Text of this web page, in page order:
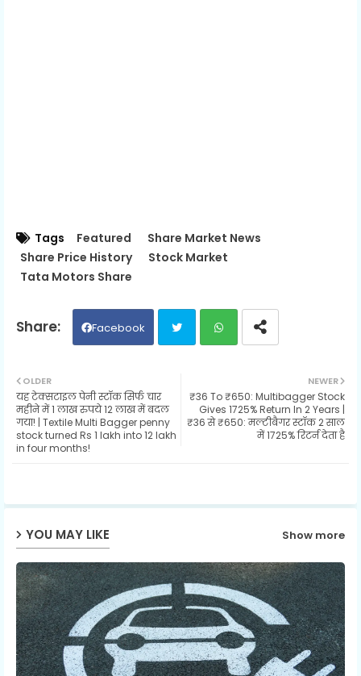
Tags Featured
Share Market News
Share Price History
Stock Market
Tata Motors Share
Facebook
ats
NEWER
₹36 To ₹650: Multibagger Stock
Gives 1725% Return In 2 Years |
₹36 से ₹650: मल्टीबैगर स्टॉक 2 साल
में 1725% रिटर्न देता है
OLDER
यह टेक्सटाइल पेनी स्टॉक सिर्फ चार
महीने में 1 लाख रुपये 12 लाख में बदल
गया! | Textile Multi Bagger penny
stock turned Rs 1 lakh into 12 lakh
in four months!
YOU MAY LIKE Show more